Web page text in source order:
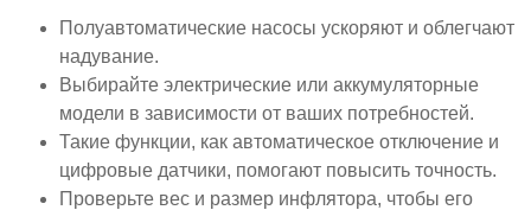
Полуавтоматические насосы ускоряют и облегчают
надувание.
Выбирайте электрические или аккумуляторные
модели в зависимости от ваших потребностей.
Такие функции, как автоматическое отключение и
цифровые датчики, помогают повысить точность.
Проверьте вес и размер инфлятора, чтобы его